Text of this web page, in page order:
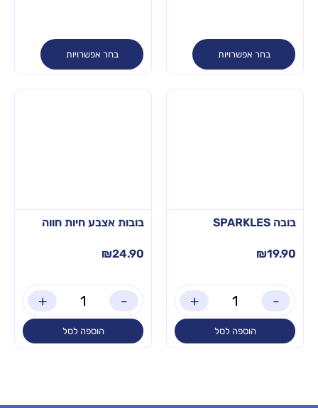
בחר אפשרויות בחר אפשרויות
בובה SPARKLES
₪19.90
-
+
הוספה לסל
בובות אצבע חיות חווה
₪24.90
-
+
הוספה לסל